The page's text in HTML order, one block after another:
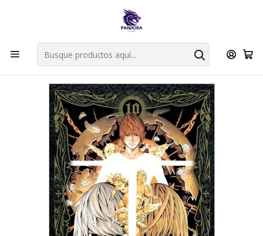
Por compras en cartas singles superiores a 49.990 el envio es
Explorar singles
Inicio Mangas Tankobon Death Note 10